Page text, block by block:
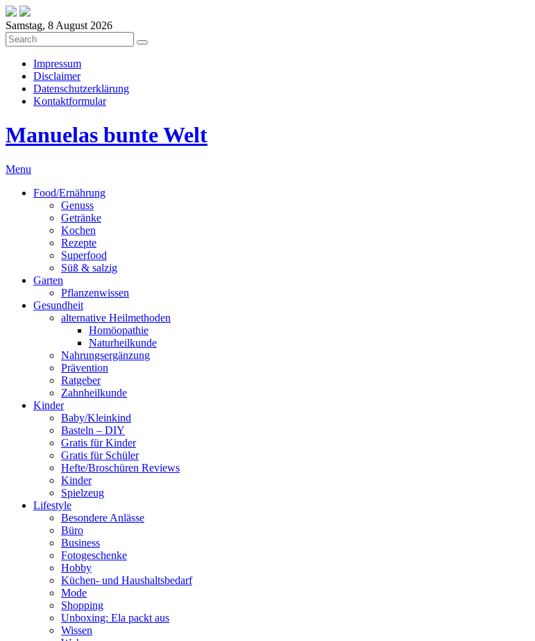
Samstag, 8 August 2026
Impressum
Disclaimer
Datenschutzerklärung
Kontaktformular
Manuelas bunte Welt
Menu
Food/Ernährung
Genuss
Getränke
Kochen
Rezepte
Superfood
Süß & salzig
Garten
Pflanzenwissen
Gesundheit
alternative Heilmethoden
Homöopathie
Naturheilkunde
Nahrungsergänzung
Prävention
Ratgeber
Zahnheilkunde
Kinder
Baby/Kleinkind
Basteln – DIY
Gratis für Kinder
Gratis für Schüler
Hefte/Broschüren Reviews
Kinder
Spielzeug
Lifestyle
Besondere Anlässe
Büro
Business
Fotogeschenke
Hobby
Küchen- und Haushaltsbedarf
Mode
Shopping
Unboxing: Ela packt aus
Wissen